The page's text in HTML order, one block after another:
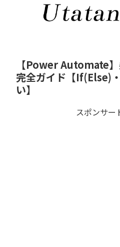
【Power Automate
完全ガイド【If(Else)
い】
スポンサー